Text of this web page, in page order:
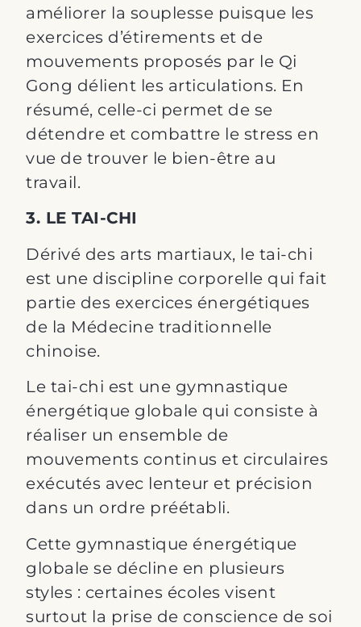
améliorer la souplesse puisque les
exercices d’étirements et de
mouvements proposés par le Qi
Gong délient les articulations. En
résumé, celle-ci permet de se
détendre et combattre le stress en
vue de trouver le bien-être au
travail.
3. LE TAI-CHI
Dérivé des arts martiaux, le tai-chi
est une discipline corporelle qui fait
partie des exercices énergétiques
de la Médecine traditionnelle
chinoise.
Le tai-chi est une gymnastique
énergétique globale qui consiste à
réaliser un ensemble de
mouvements continus et circulaires
exécutés avec lenteur et précision
dans un ordre préétabli.
Cette gymnastique énergétique
globale se décline en plusieurs
styles : certaines écoles visent
surtout la prise de conscience de soi